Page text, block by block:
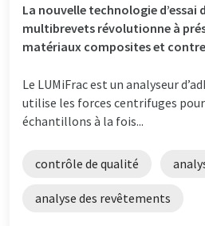
La nouvelle technologie d’essai
multibrevets révolutionne à
matériaux composites et
Le LUMiFrac est un analyseur
utilise les forces centrifuges
échantillons à la fois...
contrôle de qualité
analyse des revêtements